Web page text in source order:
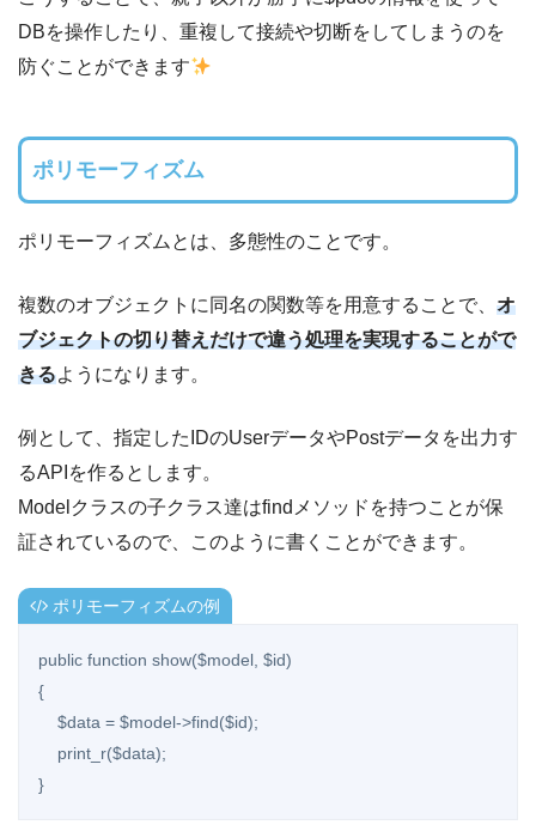
DBを操作したり、重複して接続や切断をしてしまうのを
防ぐことができます
ポリモーフィズム
ポリモーフィズムとは、多態性のことです。
複数のオブジェクトに同名の関数等を用意することで、 オ
ブジェクトの切り替えだけで違う処理を実現することがで
きるようになります。
例として、指定したIDのUserデータやPostデータを出力す
るAPIを作るとします。
Modelクラスの子クラス達はfindメソッドを持つことが保
証されているので、このように書くことができます。
ポリモーフィズムの例
public function show($model, $id)
{
}